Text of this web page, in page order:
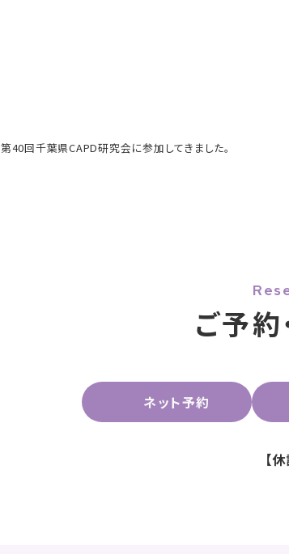
第40回千葉県CAPD研究会に参加してきました。
ご予
ネット予約
【